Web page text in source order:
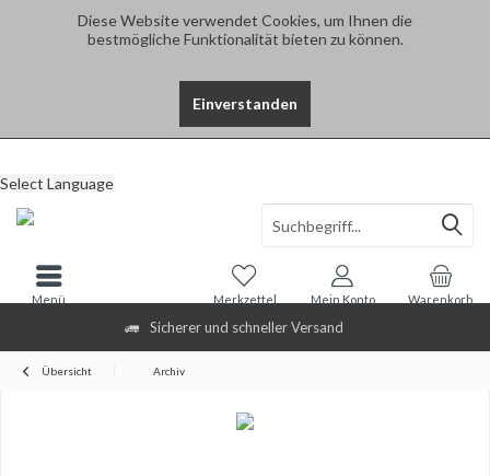
Diese Website verwendet Cookies, um Ihnen die
bestmögliche Funktionalität bieten zu können.
Einverstanden
Sicherer und schneller Versand
Select Language
Warenkorb
Merkzettel Mein Konto
Menü
Übersicht Archiv